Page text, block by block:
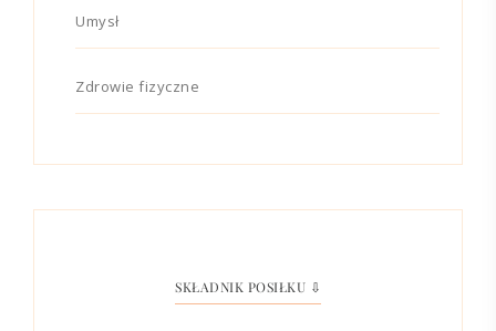
Umysł
Zdrowie fizyczne
SKŁADNIK POSIŁKU ⇩